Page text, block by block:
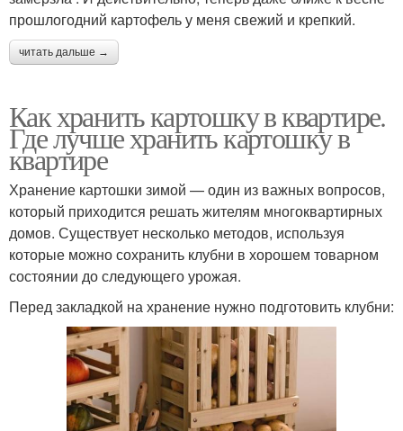
прошлогодний картофель у меня свежий и крепкий.
читать дальше →
Как хранить картошку в квартире.
Где лучше хранить картошку в
квартире
Хранение картошки зимой — один из важных вопросов,
который приходится решать жителям многоквартирных
домов. Существует несколько методов, используя
которые можно сохранить клубни в хорошем товарном
состоянии до следующего урожая.
Перед закладкой на хранение нужно подготовить клубни: